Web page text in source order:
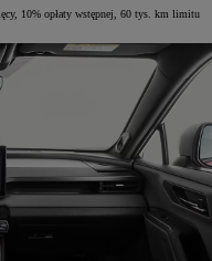
10% opłaty wstępnej, 60 tys. km limitu